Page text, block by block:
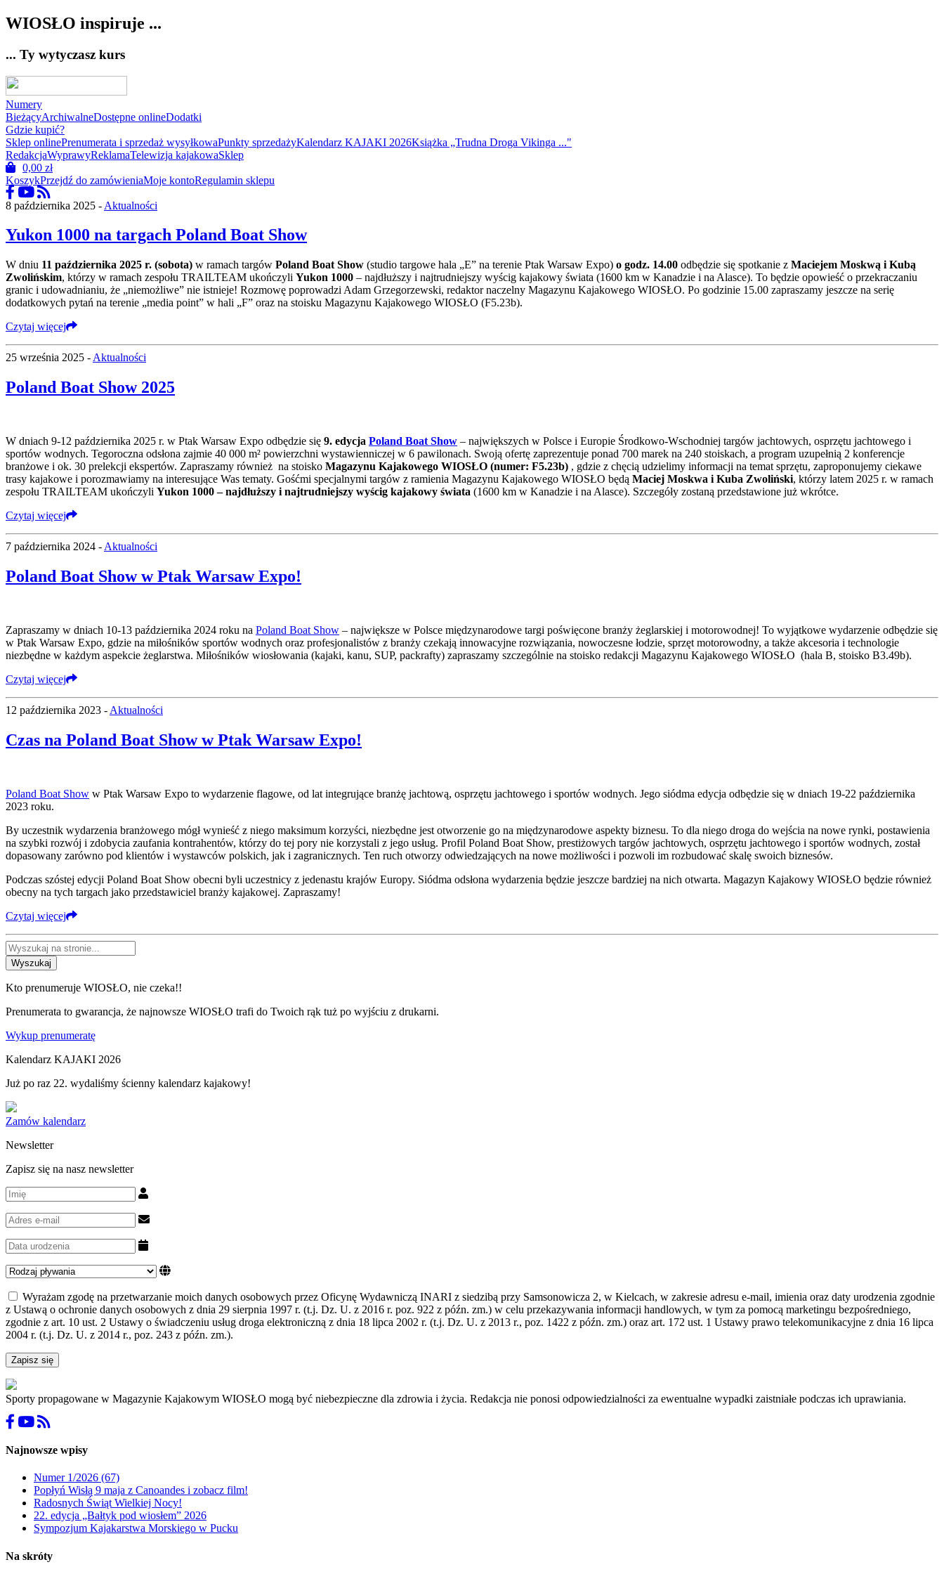
WIOSŁO inspiruje ...
... Ty wytyczasz kurs
Numery
BieżącyArchiwalneDostępne onlineDodatki
Gdzie kupić?
Sklep onlinePrenumerata i sprzedaż wysyłkowaPunkty sprzedażyKalendarz KAJAKI 2026Książka „Trudna Droga Vikinga ..."
RedakcjaWyprawyReklamaTelewizja kajakowaSklep
0,00 zł
KoszykPrzejdź do zamówieniaMoje kontoRegulamin sklepu
8 października 2025 - Aktualności
Yukon 1000 na targach Poland Boat Show
W dniu 11 października 2025 r. (sobota) w ramach targów Poland Boat Show (studio targowe hala „E” na terenie Ptak Warsaw Expo) o godz. 14.00 odbędzie się spotkanie z Maciejem Moskwą i Kubą
Zwolińskim, którzy w ramach zespołu TRAILTEAM ukończyli Yukon 1000 – najdłuższy i najtrudniejszy wyścig kajakowy świata (1600 km w Kanadzie i na Alasce). To będzie opowieść o przekraczaniu
granic i udowadnianiu, że „niemożliwe” nie istnieje! Rozmowę poprowadzi Adam Grzegorzewski, redaktor naczelny Magazynu Kajakowego WIOSŁO. Po godzinie 15.00 zapraszamy jeszcze na serię
dodatkowych pytań na terenie „media point” w hali „F” oraz na stoisku Magazynu Kajakowego WIOSŁO (F5.23b).
Czytaj więcej
25 września 2025 - Aktualności
Poland Boat Show 2025
W dniach 9-12 października 2025 r. w Ptak Warsaw Expo odbędzie się 9. edycja Poland Boat Show – największych w Polsce i Europie Środkowo-Wschodniej targów jachtowych, osprzętu jachtowego i
sportów wodnych. Tegoroczna odsłona zajmie 40 000 m² powierzchni wystawienniczej w 6 pawilonach. Swoją ofertę zaprezentuje ponad 700 marek na 240 stoiskach, a program uzupełnią 2 konferencje
branżowe i ok. 30 prelekcji ekspertów. Zapraszamy również na stoisko Magazynu Kajakowego WIOSŁO (numer: F5.23b) , gdzie z chęcią udzielimy informacji na temat sprzętu, zaproponujemy ciekawe
trasy kajakowe i porozmawiamy na interesujące Was tematy. Gośćmi specjalnymi targów z ramienia Magazynu Kajakowego WIOSŁO będą Maciej Moskwa i Kuba Zwoliński, którzy latem 2025 r. w ramach
zespołu TRAILTEAM ukończyli Yukon 1000 – najdłuższy i najtrudniejszy wyścig kajakowy świata (1600 km w Kanadzie i na Alasce). Szczegóły zostaną przedstawione już wkrótce.
Czytaj więcej
7 października 2024 - Aktualności
Poland Boat Show w Ptak Warsaw Expo!
Zapraszamy w dniach 10-13 października 2024 roku na Poland Boat Show – największe w Polsce międzynarodowe targi poświęcone branży żeglarskiej i motorowodnej! To wyjątkowe wydarzenie odbędzie się
w Ptak Warsaw Expo, gdzie na miłośników sportów wodnych oraz profesjonalistów z branży czekają innowacyjne rozwiązania, nowoczesne łodzie, sprzęt motorowodny, a także akcesoria i technologie
niezbędne w każdym aspekcie żeglarstwa. Miłośników wiosłowania (kajaki, kanu, SUP, packrafty) zapraszamy szczególnie na stoisko redakcji Magazynu Kajakowego WIOSŁO (hala B, stoisko B3.49b).
Czytaj więcej
12 października 2023 - Aktualności
Czas na Poland Boat Show w Ptak Warsaw Expo!
Poland Boat Show w Ptak Warsaw Expo to wydarzenie flagowe, od lat integrujące branżę jachtową, osprzętu jachtowego i sportów wodnych. Jego siódma edycja odbędzie się w dniach 19-22 października
2023 roku.
By uczestnik wydarzenia branżowego mógł wynieść z niego maksimum korzyści, niezbędne jest otworzenie go na międzynarodowe aspekty biznesu. To dla niego droga do wejścia na nowe rynki, postawienia
na szybki rozwój i zdobycia zaufania kontrahentów, którzy do tej pory nie korzystali z jego usług. Profil Poland Boat Show, prestiżowych targów jachtowych, osprzętu jachtowego i sportów wodnych, został
dopasowany zarówno pod klientów i wystawców polskich, jak i zagranicznych. Ten ruch otworzy odwiedzających na nowe możliwości i pozwoli im rozbudować skalę swoich biznesów.
Podczas szóstej edycji Poland Boat Show obecni byli uczestnicy z jedenastu krajów Europy. Siódma odsłona wydarzenia będzie jeszcze bardziej na nich otwarta. Magazyn Kajakowy WIOSŁO będzie również
obecny na tych targach jako przedstawiciel branży kajakowej. Zapraszamy!
Czytaj więcej
Wyszukaj
Kto prenumeruje WIOSŁO, nie czeka!!
Prenumerata to gwarancja, że najnowsze WIOSŁO trafi do Twoich rąk tuż po wyjściu z drukarni.
Wykup prenumeratę
Kalendarz KAJAKI 2026
Już po raz 22. wydaliśmy ścienny kalendarz kajakowy!
Zamów kalendarz
Newsletter
Zapisz się na nasz newsletter
Wyrażam zgodę na przetwarzanie moich danych osobowych przez Oficynę Wydawniczą INARI z siedzibą przy Samsonowicza 2, w Kielcach, w zakresie adresu e-mail, imienia oraz daty urodzenia zgodnie
z Ustawą o ochronie danych osobowych z dnia 29 sierpnia 1997 r. (t.j. Dz. U. z 2016 r. poz. 922 z późn. zm.) w celu przekazywania informacji handlowych, w tym za pomocą marketingu bezpośredniego,
zgodnie z art. 10 ust. 2 Ustawy o świadczeniu usług droga elektroniczną z dnia 18 lipca 2002 r. (t.j. Dz. U. z 2013 r., poz. 1422 z późn. zm.) oraz art. 172 ust. 1 Ustawy prawo telekomunikacyjne z dnia 16 lipca
2004 r. (t.j. Dz. U. z 2014 r., poz. 243 z późn. zm.).
Zapisz się
Sporty propagowane w Magazynie Kajakowym WIOSŁO mogą być niebezpieczne dla zdrowia i życia. Redakcja nie ponosi odpowiedzialności za ewentualne wypadki zaistniałe podczas ich uprawiania.
Najnowsze wpisy
Numer 1/2026 (67)
Popłyń Wisłą 9 maja z Canoandes i zobacz film!
Radosnych Świąt Wielkiej Nocy!
22. edycja „Bałtyk pod wiosłem” 2026
Sympozjum Kajakarstwa Morskiego w Pucku
Na skróty